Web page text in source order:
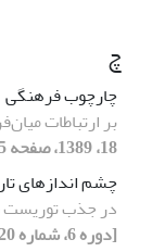
چ
چارچوب فرهنگی
بر ارتباطات
18، 1389، صفحه 115-134]
چشم اندازهای
در جذب توریست
[دوره 6، شماره 20، 1389، صفحه 121-144]